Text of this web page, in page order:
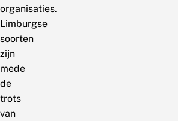
organisaties.
Limburgse
soorten
zijn
mede
de
trots
van